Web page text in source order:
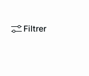
Filtrer